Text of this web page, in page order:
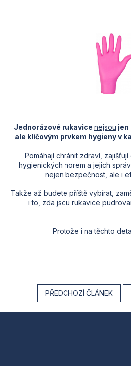
Jednorázové rukavice nejsou jen
ale klíčovým prvkem hygieny v
Pomáhají chránit zdraví,
hygienických norem a jejich
nejen bezpečnost, ale i
Takže až budete příště vybírat,
i to, zda jsou rukavice
Protože i na těchto
PŘEDCHOZÍ ČLÁNEK
p